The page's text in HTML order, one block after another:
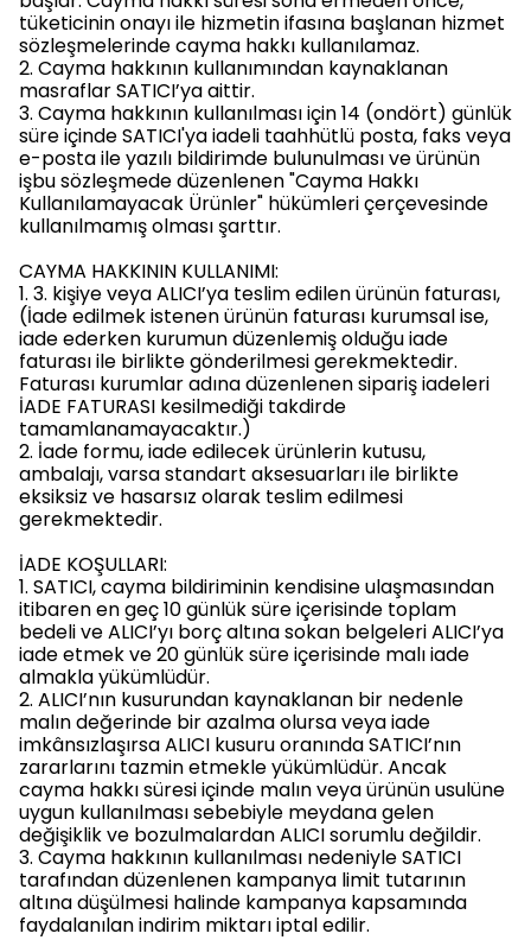
tüketicinin onayı ile hizmetin ifasına başlanan hizmet
sözleşmelerinde cayma hakkı kullanılamaz.
2. Cayma hakkının kullanımından kaynaklanan
masraflar SATICI’ya aittir.
3. Cayma hakkının kullanılması için 14 (ondört) günlük
süre içinde SATICI'ya iadeli taahhütlü posta, faks veya
e-posta ile yazılı bildirimde bulunulması ve ürünün
işbu sözleşmede düzenlenen "Cayma Hakkı
Kullanılamayacak Ürünler" hükümleri çerçevesinde
kullanılmamış olması şarttır.
CAYMA HAKKININ KULLANIMI:
1. 3. kişiye veya ALICI’ya teslim edilen ürünün faturası,
(İade edilmek istenen ürünün faturası kurumsal ise,
iade ederken kurumun düzenlemiş olduğu iade
faturası ile birlikte gönderilmesi gerekmektedir.
Faturası kurumlar adına düzenlenen sipariş iadeleri
İADE FATURASI kesilmediği takdirde
tamamlanamayacaktır.)
2. İade formu, iade edilecek ürünlerin kutusu,
ambalajı, varsa standart aksesuarları ile birlikte
eksiksiz ve hasarsız olarak teslim edilmesi
gerekmektedir.
İADE KOŞULLARI:
1. SATICI, cayma bildiriminin kendisine ulaşmasından
itibaren en geç 10 günlük süre içerisinde toplam
bedeli ve ALICI’yı borç altına sokan belgeleri ALICI’ya
iade etmek ve 20 günlük süre içerisinde malı iade
almakla yükümlüdür.
2. ALICI’nın kusurundan kaynaklanan bir nedenle
malın değerinde bir azalma olursa veya iade
imkânsızlaşırsa ALICI kusuru oranında SATICI’nın
zararlarını tazmin etmekle yükümlüdür. Ancak
cayma hakkı süresi içinde malın veya ürünün usulüne
uygun kullanılması sebebiyle meydana gelen
değişiklik ve bozulmalardan ALICI sorumlu değildir.
3. Cayma hakkının kullanılması nedeniyle SATICI
tarafından düzenlenen kampanya limit tutarının
altına düşülmesi halinde kampanya kapsamında
faydalanılan indirim miktarı iptal edilir.